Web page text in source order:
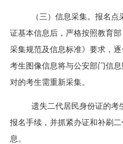
（三）信息采集。报名
证基本信息后，严格按照教育
采集规范及信息标准》要求，
考生图像信息将与公安部门信
对的考生需重新采集。
遗失二代居民身份证的考
报名手续，并抓紧办证和补刷
息。